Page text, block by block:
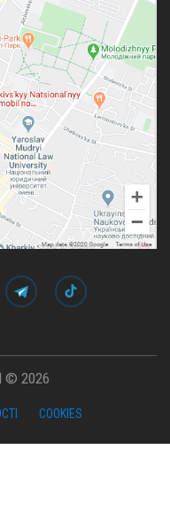
© 2026
COOKIES